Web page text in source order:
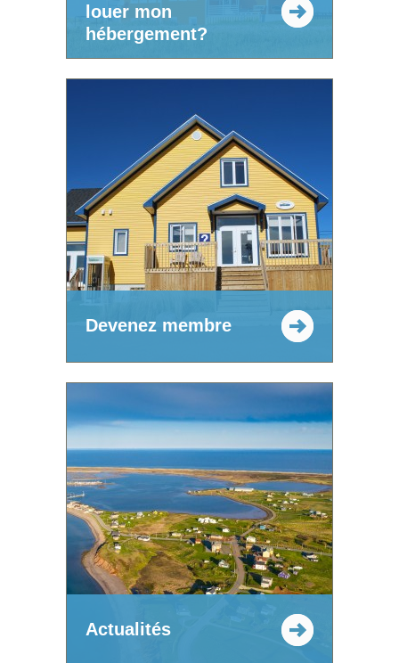
louer mon
hébergement?
Devenez membre
Actualités